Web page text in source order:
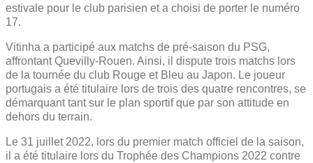
estivale pour le club parisien et a choisi de porter le numéro
17.
Vitinha a participé aux matchs de pré-saison du PSG,
affrontant Quevilly-Rouen. Ainsi, il dispute trois matchs lors
de la tournée du club Rouge et Bleu au Japon. Le joueur
portugais a été titulaire lors de trois des quatre rencontres, se
démarquant tant sur le plan sportif que par son attitude en
dehors du terrain.
Le 31 juillet 2022, lors du premier match officiel de la saison,
il a été titulaire lors du Trophée des Champions 2022 contre